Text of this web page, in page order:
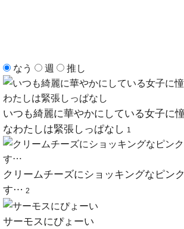
なう 週 推し
いつも綺麗に華やかにしている女子に
なわたしは緊張しっぱなし 1
クリームチーズにショッキングなピン
す… 2
サーモスにぴょーい